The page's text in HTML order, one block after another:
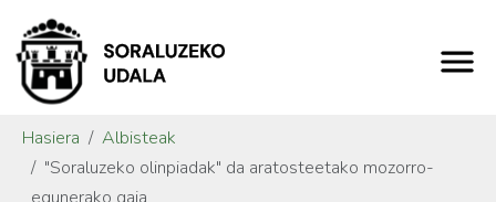
Hasiera
Albisteak
"Soraluzeko olinpiadak" da aratosteetako mozorro-